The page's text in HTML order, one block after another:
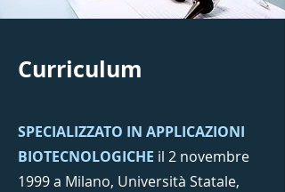
Curriculum
SPECIALIZZATO IN APPLICAZIONI
BIOTECNOLOGICHE il 2 novembre
1999 a Milano, Università Statale,